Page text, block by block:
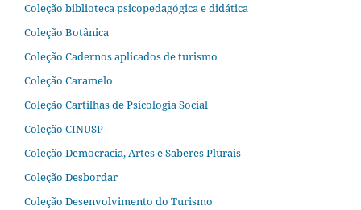
Coleção biblioteca psicopedagógica e didática
Coleção Botânica
Coleção Cadernos aplicados de turismo
Coleção Caramelo
Coleção Cartilhas de Psicologia Social
Coleção CINUSP
Coleção Democracia, Artes e Saberes Plurais
Coleção Desbordar
Coleção Desenvolvimento do Turismo